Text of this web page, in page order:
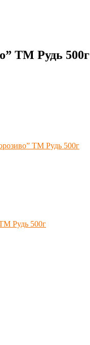
ТМ Рудь 500г
ТМ Рудь 500г
Рудь 500г